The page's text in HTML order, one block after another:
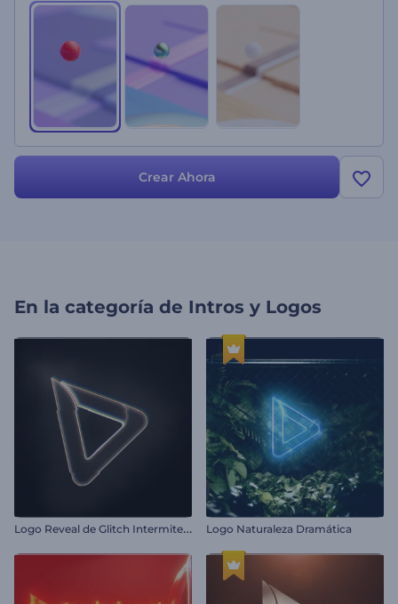
Crear Ahora
En la categoría de Intros y Logos
L
ogo Reveal de Glitch Intermitente Logo Naturaleza Dramática